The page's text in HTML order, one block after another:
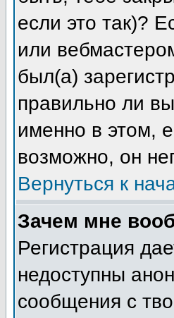
если это так)?
или
был(а)
правильно ли
именно в этом,
возможно, он
Вернуться к
Зачем мне
Регистрация
недоступны
сообщения с